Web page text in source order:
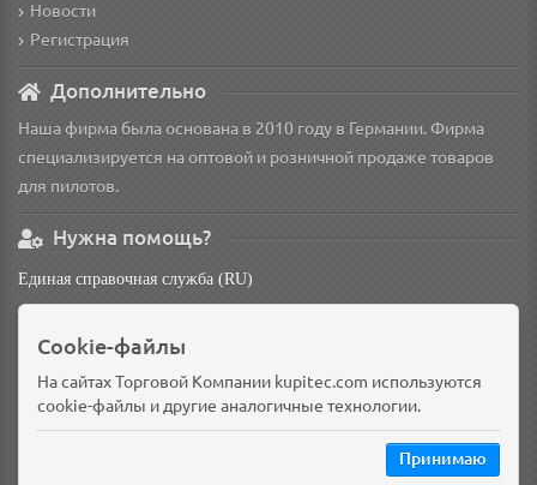
Новости
Регистрация
Дополнительно
Наша фирма была основана в 2010 году в Германии. Фирма
специализируется на оптовой и розничной продаже товаров
для пилотов.
Нужна помощь?
Единая справочная служба (RU)
non
Основной склад: Германия, Берлин
Доп. склад: Россия, Омск
Cookie-файлы
На сайтах Торговой Компании kupitec.com используются
cookie-файлы и другие аналогичные технологии.
Принимаю